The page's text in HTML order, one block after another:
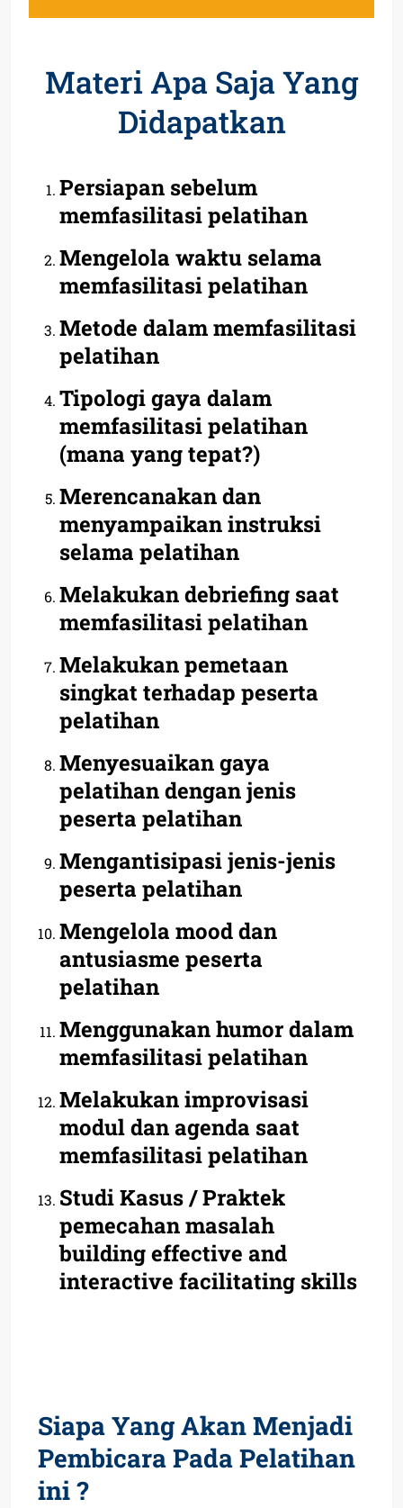
Materi Apa Saja Yang
Didapatkan
Persiapan sebelum
memfasilitasi pelatihan
Mengelola waktu selama
memfasilitasi pelatihan
Metode dalam memfasilitasi
pelatihan
Tipologi gaya dalam
memfasilitasi pelatihan
(mana yang tepat?)
Merencanakan dan
menyampaikan instruksi
selama pelatihan
Melakukan debriefing saat
memfasilitasi pelatihan
Melakukan pemetaan
singkat terhadap peserta
pelatihan
Menyesuaikan gaya
pelatihan dengan jenis
peserta pelatihan
Mengantisipasi jenis-jenis
peserta pelatihan
Mengelola mood dan
antusiasme peserta
pelatihan
Menggunakan humor dalam
memfasilitasi pelatihan
Melakukan improvisasi
modul dan agenda saat
memfasilitasi pelatihan
Studi Kasus / Praktek
pemecahan masalah
building effective and
interactive facilitating skills
Siapa Yang Akan Menjadi
Pembicara Pada Pelatihan
ini ?